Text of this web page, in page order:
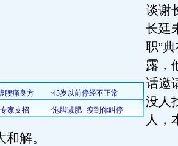
谈谢
长廷
职”
露，
话邀
没人
人，
解。